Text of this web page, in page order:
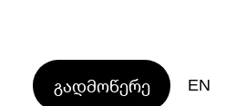
გადმოწერე EN